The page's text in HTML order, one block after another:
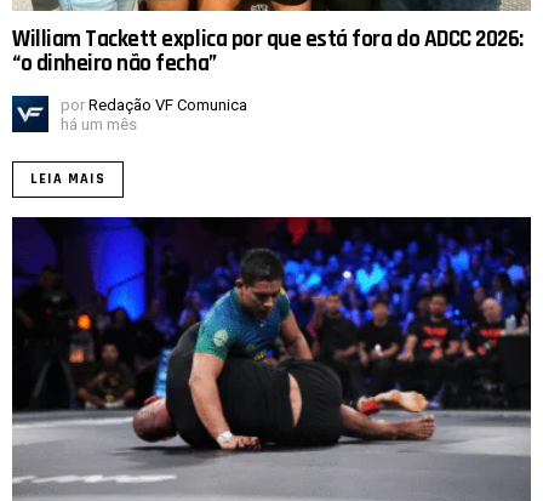
William Tackett explica por que está fora do ADCC 2026:
“o dinheiro não fecha”
por Redação VF Comunica
há um mês
LEIA MAIS